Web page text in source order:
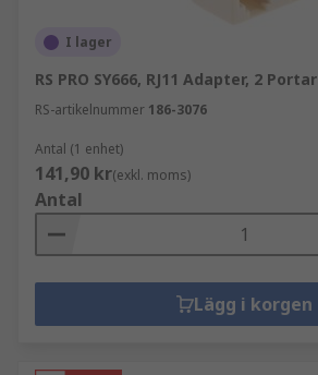
I lager
RS PRO SY666, RJ11 Adapter, 2 Portar
RS-artikelnummer 186-3076
Antal (1 enhet)
141,90 kr(exkl. moms)
Antal
Lägg i korgen